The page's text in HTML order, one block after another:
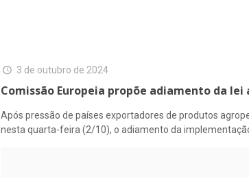
3 de outubro de 2024
Comissão Europeia propõe adiamento da
Após pressão de países exportadores de produtos
nesta quarta-feira (2/10), o adiamento da